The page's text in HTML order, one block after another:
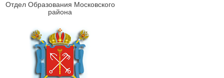
Отдел Образования Московского
района